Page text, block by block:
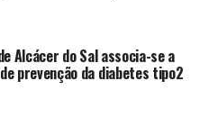
Alcácer do Sal associa-se a
prevenção da diabetes tipo2